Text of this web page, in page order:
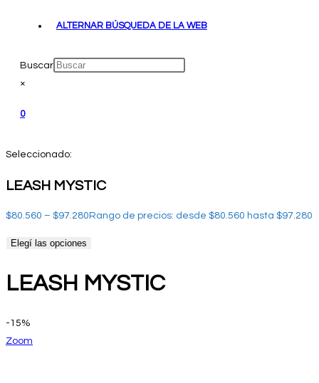
ALTERNAR BÚSQUEDA DE LA WEB
Buscar
×
0
Seleccionado:
LEASH MYSTIC
$80.560 – $97.280 Rango de precios: desde $80.560 hasta $97.280
Elegí las opciones
LEASH MYSTIC
-15%
Zoom